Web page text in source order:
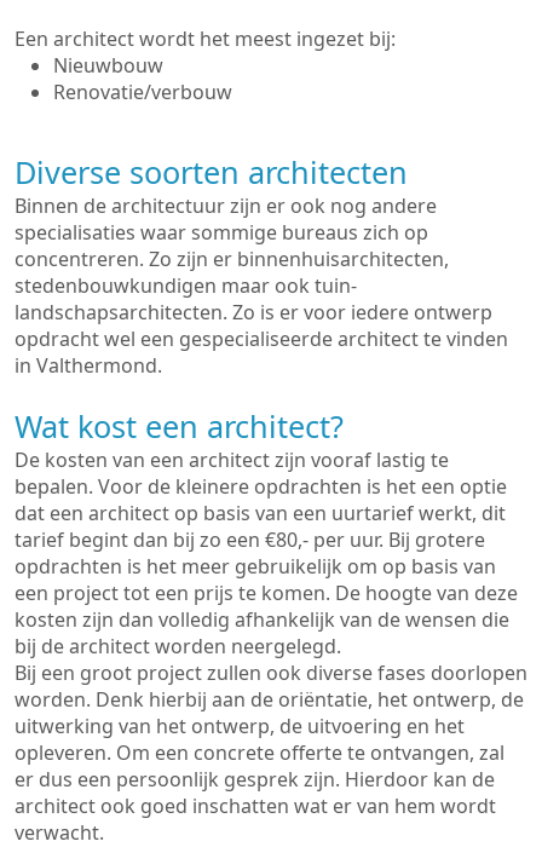
Een architect wordt het meest ingezet bij:
Nieuwbouw
Renovatie/verbouw
Diverse soorten architecten
Binnen de architectuur zijn er ook nog andere
specialisaties waar sommige bureaus zich op
concentreren. Zo zijn er binnenhuisarchitecten,
stedenbouwkundigen maar ook tuin-
landschapsarchitecten. Zo is er voor iedere ontwerp
opdracht wel een gespecialiseerde architect te vinden
in Valthermond.
Wat kost een architect?
De kosten van een architect zijn vooraf lastig te
bepalen. Voor de kleinere opdrachten is het een optie
dat een architect op basis van een uurtarief werkt, dit
tarief begint dan bij zo een €80,- per uur. Bij grotere
opdrachten is het meer gebruikelijk om op basis van
een project tot een prijs te komen. De hoogte van deze
kosten zijn dan volledig afhankelijk van de wensen die
bij de architect worden neergelegd.
Bij een groot project zullen ook diverse fases doorlopen
worden. Denk hierbij aan de oriëntatie, het ontwerp, de
uitwerking van het ontwerp, de uitvoering en het
opleveren. Om een concrete offerte te ontvangen, zal
er dus een persoonlijk gesprek zijn. Hierdoor kan de
architect ook goed inschatten wat er van hem wordt
verwacht.